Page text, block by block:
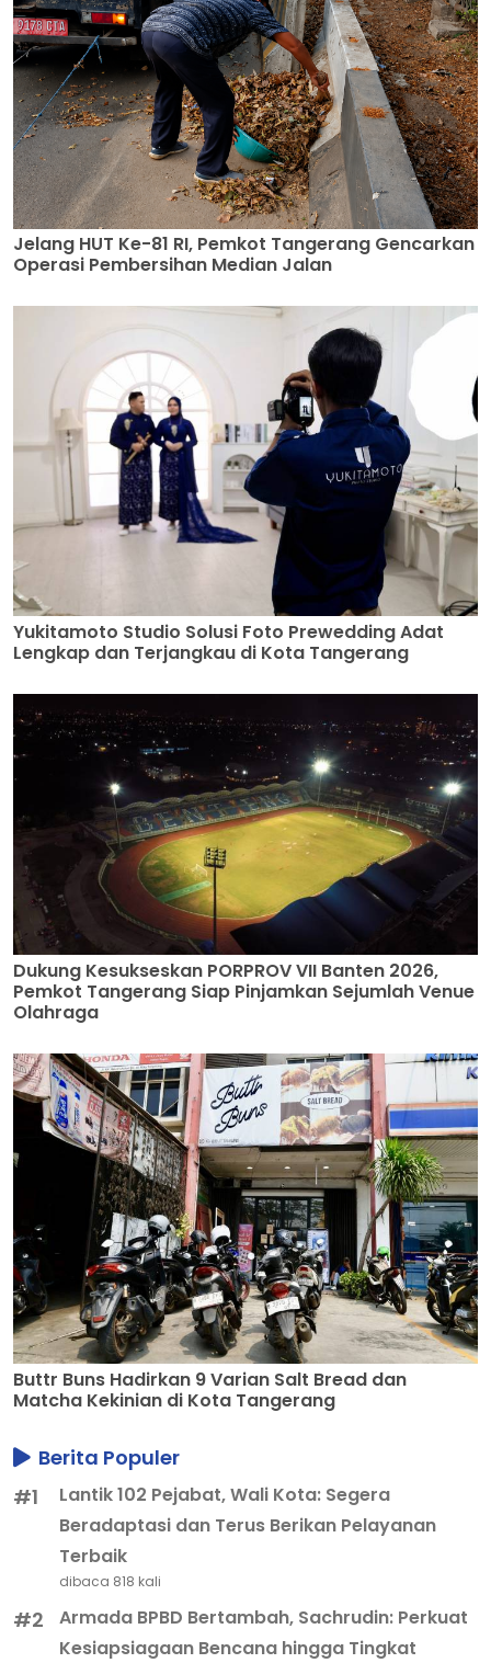
Jelang HUT Ke-81 RI, Pemkot Tangerang Gencarkan
Operasi Pembersihan Median Jalan
Yukitamoto Studio Solusi Foto Prewedding Adat
Lengkap dan Terjangkau di Kota Tangerang
Dukung Kesukseskan PORPROV VII Banten 2026,
Pemkot Tangerang Siap Pinjamkan Sejumlah Venue
Olahraga
Buttr Buns Hadirkan 9 Varian Salt Bread dan
Matcha Kekinian di Kota Tangerang
Berita Populer
#1
Lantik 102 Pejabat, Wali Kota: Segera
Beradaptasi dan Terus Berikan Pelayanan
Terbaik
dibaca 818 kali
#2
Armada BPBD Bertambah, Sachrudin: Perkuat
Kesiapsiagaan Bencana hingga Tingkat